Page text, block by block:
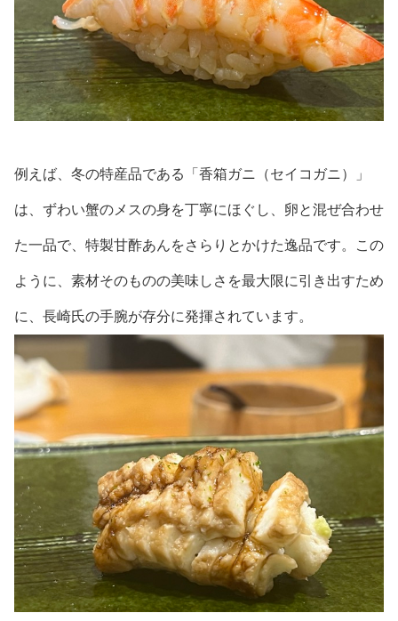
例えば、冬の特産品である「香箱ガニ（セイコガニ）」
は、ずわい蟹のメスの身を丁寧にほぐし、卵と混ぜ合わせ
た一品で、特製甘酢あんをさらりとかけた逸品です。この
ように、素材そのものの美味しさを最大限に引き出すため
に、長崎氏の手腕が存分に発揮されています。